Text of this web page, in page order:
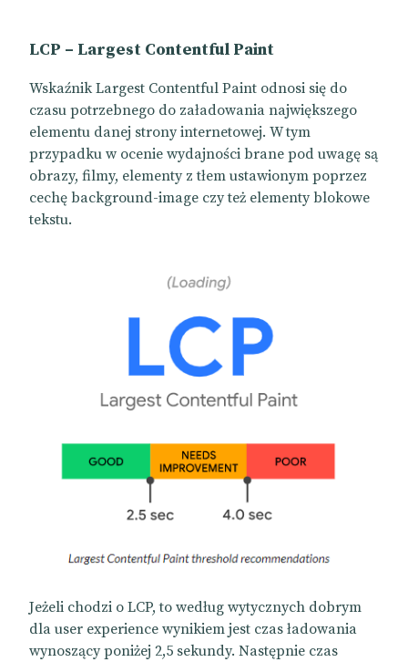
LCP – Largest Contentful Paint
Wskaźnik Largest Contentful Paint odnosi się do
czasu potrzebnego do załadowania największego
elementu danej strony internetowej. W tym
przypadku w ocenie wydajności brane pod uwagę są
obrazy, filmy, elementy z tłem ustawionym poprzez
cechę background-image czy też elementy blokowe
tekstu.
Jeżeli chodzi o LCP, to według wytycznych dobrym
dla user experience wynikiem jest czas ładowania
wynoszący poniżej 2,5 sekundy. Następnie czas